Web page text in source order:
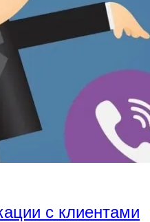
с клиентами